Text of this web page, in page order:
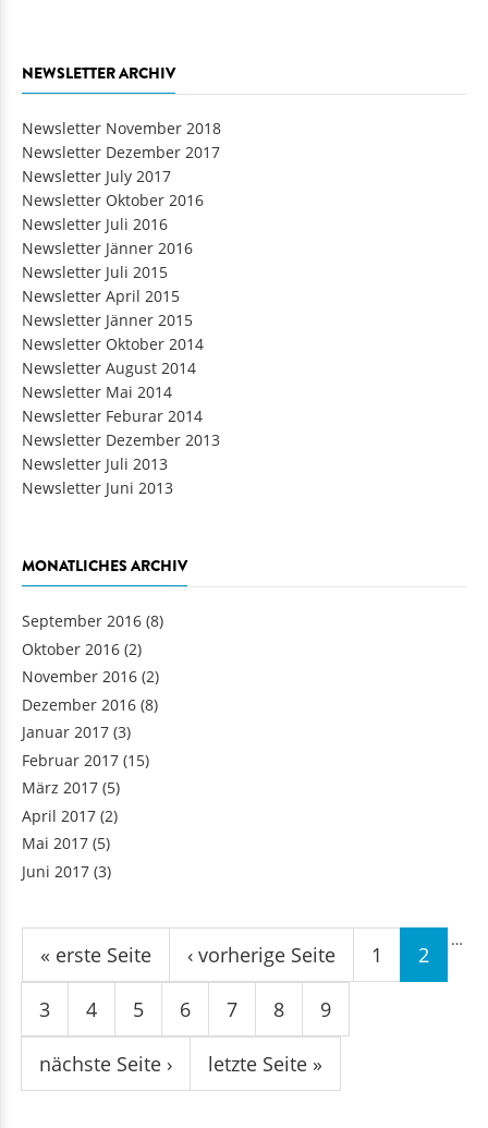
NEWSLETTER ARCHIV
Newsletter November 2018
Newsletter Dezember 2017
Newsletter July 2017
Newsletter Oktober 2016
Newsletter Juli 2016
Newsletter Jänner 2016
Newsletter Juli 2015
Newsletter April 2015
Newsletter Jänner 2015
Newsletter Oktober 2014
Newsletter August 2014
Newsletter Mai 2014
Newsletter Feburar 2014
Newsletter Dezember 2013
Newsletter Juli 2013
Newsletter Juni 2013
MONATLICHES ARCHIV
September 2016 (8)
Oktober 2016 (2)
November 2016 (2)
Dezember 2016 (8)
Januar 2017 (3)
Februar 2017 (15)
März 2017 (5)
April 2017 (2)
Mai 2017 (5)
Juni 2017 (3)
Seiten
« erste Seite ‹ vorherige Seite 1 2
3 4 5 6 7 8 9
…
nächste Seite › letzte Seite »